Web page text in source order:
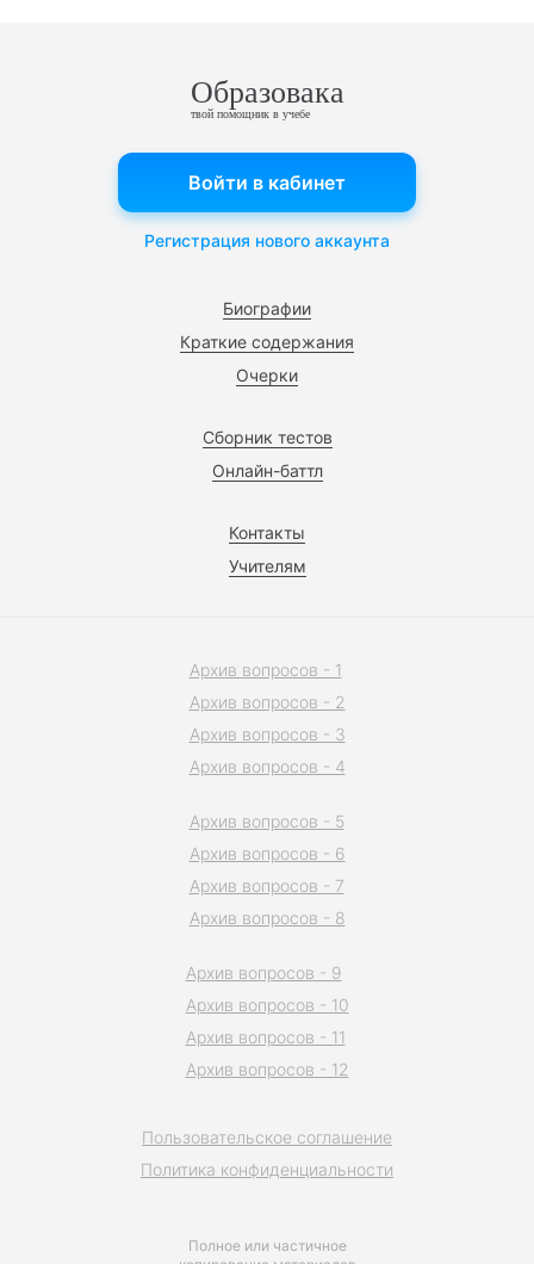
Образовака
твой помощник в учебе
Биографии
Краткие содержания
Очерки
Сборник тестов
Онлайн-баттл
Контакты
Учителям
Войти в кабинет
Регистрация нового аккаунта
Полное или частичное
Пользовательское соглашение
Политика конфиденциальности
Архив вопросов - 1
Архив вопросов - 2
Архив вопросов - 3
Архив вопросов - 4
Архив вопросов - 5
Архив вопросов - 6
Архив вопросов - 7
Архив вопросов - 8
Архив вопросов - 9
Архив вопросов - 10
Архив вопросов - 11
Архив вопросов - 12